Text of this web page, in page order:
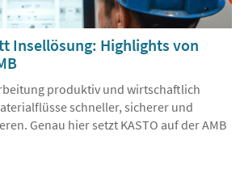
Insellösung: Highlights von
produktiv und wirtschaftlich
schneller, sicherer und
Genau hier setzt KASTO auf der AMB